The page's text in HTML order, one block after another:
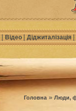
|Відео|Діджиталізація|
Головна» Люди,